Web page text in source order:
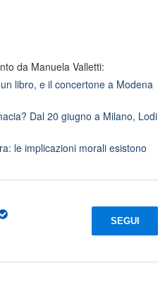
da Manuela Valletti:
libro, e il concertone a Modena
Dal 20 giugno a Milano, Lodi
le implicazioni morali esistono
SEGUI